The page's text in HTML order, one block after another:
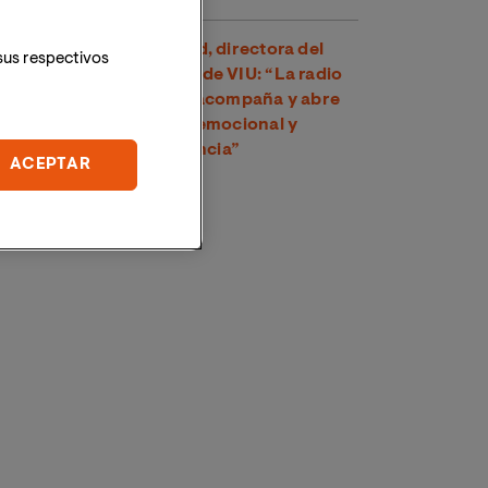
Dra. Amparo Suay Madrid, directora del
Grado en Comunicación de VIU: “La radio
es una voz cercana que acompaña y abre
un espacio de conexión emocional y
psicológica con la audiencia”
respectivos
ACEPTAR